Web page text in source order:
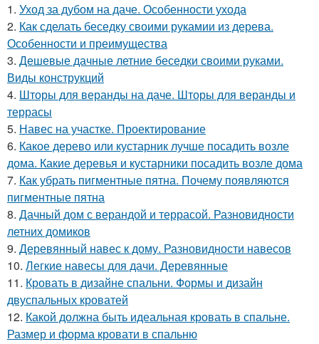
1. Уход за дубом на даче. Особенности ухода
2. Как сделать беседку своими рукамии из дерева.
Особенности и преимущества
3. Дешевые дачные летние беседки своими руками.
Виды конструкций
4. Шторы для веранды на даче. Шторы для веранды и
террасы
5. Навес на участке. Проектирование
6. Какое дерево или кустарник лучше посадить возле
дома. Какие деревья и кустарники посадить возле дома
7. Как убрать пигментные пятна. Почему появляются
пигментные пятна
8. Дачный дом с верандой и террасой. Разновидности
летних домиков
9. Деревянный навес к дому. Разновидности навесов
10. Легкие навесы для дачи. Деревянные
11. Кровать в дизайне спальни. Формы и дизайн
двуспальных кроватей
12. Какой должна быть идеальная кровать в спальне.
Размер и форма кровати в спальню